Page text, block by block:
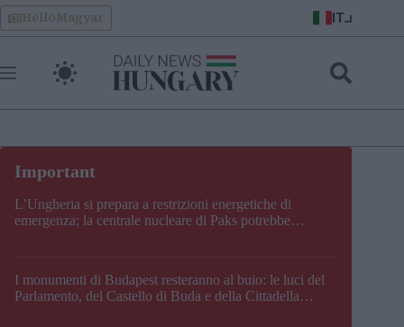
Skip
to
content
HelloMagyar IT
L’Ungheria si prepara a restrizioni energetiche di
emergenza; la centrale nucleare di Paks potrebbe
I monumenti di Budapest resteranno al buio: le luci del
Parlamento, del Castello di Buda e della Cittadella